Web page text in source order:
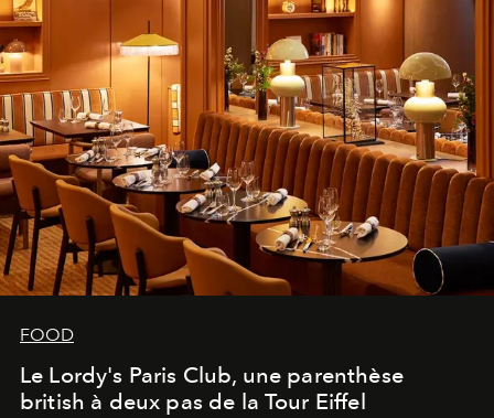
FOOD
Le Lordy's Paris Club, une parenthèse
british à deux pas de la Tour Eiffel